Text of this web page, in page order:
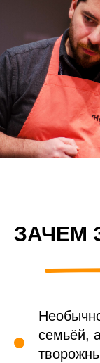
ЗАЧЕМ
семьёй,